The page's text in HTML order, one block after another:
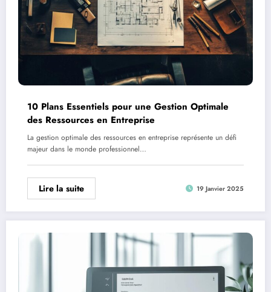
10 Plans Essentiels pour une Gestion Optimale
des Ressources en Entreprise
La gestion optimale des ressources en entreprise représente un défi
majeur dans le monde professionnel…
Lire la suite 19 Janvier 2025